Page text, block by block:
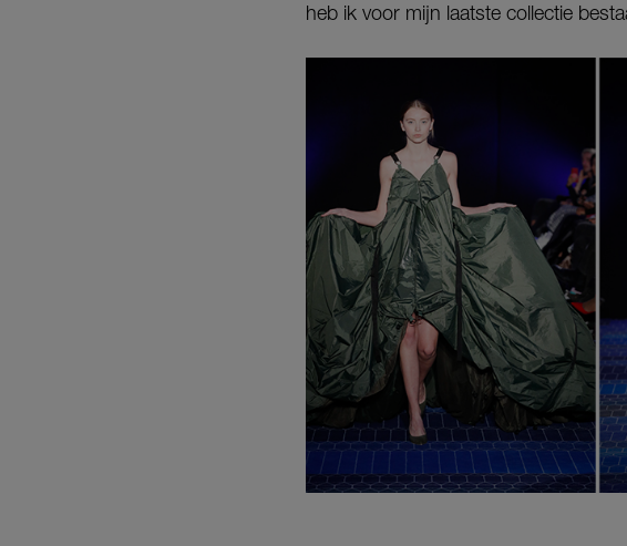
heb ik voor mijn laatste collectie